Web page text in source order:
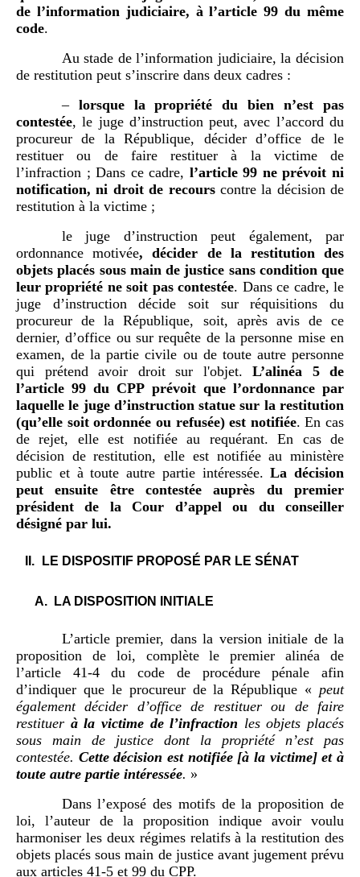
de l’information judiciaire, à l’article 99 du même
code.
Au stade de l’information judiciaire, la décision
de restitution peut s’inscrire dans deux cadres :
– lorsque la propriété du bien n’est pas
contestée, le juge d’instruction peut, avec l’accord du
procureur de la République, décider d’office de le
restituer ou de faire restituer à la victime de
l’infraction ; Dans ce cadre, l’article 99 ne prévoit ni
notification, ni droit de recourscontre la décision de
restitution à la victime ;
le juge d’instruction peut également, par
ordonnance motivée, décider de la restitution des
objets placés sous main de justice sans condition que
leur propriété ne soit pas contestée. Dans ce cadre, le
juge d’instruction décide soit sur réquisitions du
procureur de la République, soit, après avis de ce
dernier, d’office ou sur requête de la personne mise en
examen, de la partie civile ou de toute autre personne
qui prétend avoir droit sur l'objet. L’alinéa 5 de
l’article 99 du CPP prévoit que l’ordonnance par
laquelle le juge d’instruction statue sur la restitution
(qu’elle soit ordonnée ou refusée) est notifiée. En cas
de rejet, elle est notifiée au requérant. En cas de
décision de restitution, elle est notifiée au ministère
public et à toute autre partie intéressée.La décision
peut ensuite être contestée auprès du premier
président de la Cour d’appel ou du conseiller
désigné par lui.
LE DISPOSITIF PROPOS É PAR LE SÉNAT
LA DISPOSITION INITIALE
L’article premier, dans la version initiale de la
proposition de loi, complète le premier alinéa de
l’article 41-4 du code de procédure pénale afin
d’indiquer que le procureur de la République « peut
également décider d’office de restituer ou de faire
restituer à la victime de l’infraction les objets placés
sous main de justice dont la propriété n’est pas
contestée. Cette décision est notifiée [à la victime] et à
toute autre partie intéressée. »
Dans l’exposé des motifs de la proposition de
loi, l’auteur de la proposition indique avoir voulu
harmoniser les deux régimes relatifs à la restitution des
objets placés sous main de justice avant jugement prévu
aux articles 41-5 et 99 du CPP.